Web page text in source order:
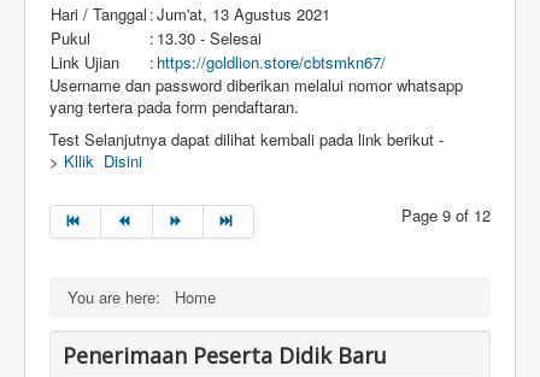
Hari / Tanggal :Jum'at, 13 Agustus 2021
Pukul
: 13.30 - Selesai
Link Ujian
: https://goldlion.store/cbtsmkn67/
Username dan password diberikan melalui nomor whatsapp
yang tertera pada form pendaftaran.
Test Selanjutnya dapat dilihat kembali pada link berikut -
> Kllik Disini
Page 9 of 12
You are here: Home
Penerimaan Peserta Didik Baru